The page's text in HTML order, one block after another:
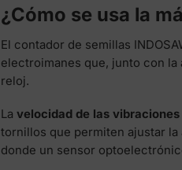
¿Cómo se usa la
El contador de semillas
electroimanes que, junto con
reloj.
La velocidad de las
tornillos que permiten ajustar la
donde un sensor